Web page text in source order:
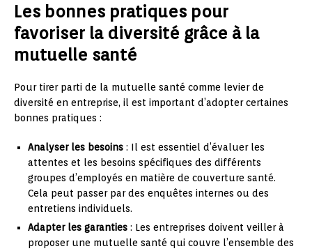
Les bonnes pratiques pour
favoriser la diversité grâce à la
mutuelle santé
Pour tirer parti de la mutuelle santé comme levier de
diversité en entreprise, il est important d’adopter certaines
bonnes pratiques :
Analyser les besoins : Il est essentiel d’évaluer les
attentes et les besoins spécifiques des différents
groupes d’employés en matière de couverture santé.
Cela peut passer par des enquêtes internes ou des
entretiens individuels.
Adapter les garanties : Les entreprises doivent veiller à
proposer une mutuelle santé qui couvre l’ensemble des